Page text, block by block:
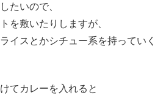
たいので、
を敷いたりしますが、
イスとかシチュー系を持っていく
てカレーを入れると